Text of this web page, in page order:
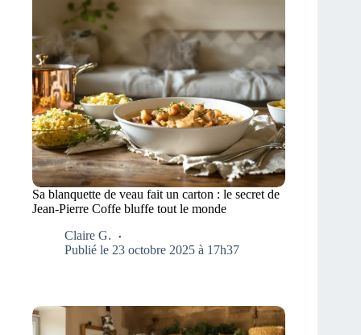
Sa blanquette de veau fait un carton : le secret de
Jean-Pierre Coffe bluffe tout le monde
Claire G.
Publié le 23 octobre 2025 à 17h37